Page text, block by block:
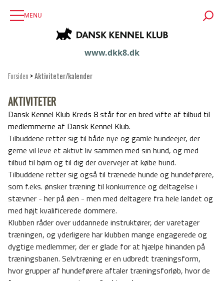
MENU
www.dkk8.dk
Forsiden >Aktiviteter/kalender
AKTIVITETER
Dansk Kennel Klub Kreds 8 står for en bred vifte af tilbud til
medlemmerne af Dansk Kennel Klub.
Tilbuddene retter sig til både nye og gamle hundeejer, der
gerne vil leve et aktivt liv sammen med sin hund, og med
tilbud til børn og til dig der overvejer at købe hund.
Tilbuddene retter sig også til trænede hunde og hundeførere,
som f.eks. ønsker træning til konkurrence og deltagelse i
stævner - her på øen - men med deltagere fra hele landet og
med højt kvalificerede dommere.
Klubben råder over uddannede instruktører, der varetager
træningen, og yderligere har klubben mange engagerede og
dygtige medlemmer, der er glade for at hjælpe hinanden på
træningsbanen. Selvtræning er en udbredt træningsform,
hvor grupper af hundeførere aftaler træningsforløb, hvor de